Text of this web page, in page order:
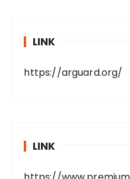
LINK
https://arguard.org/
LINK